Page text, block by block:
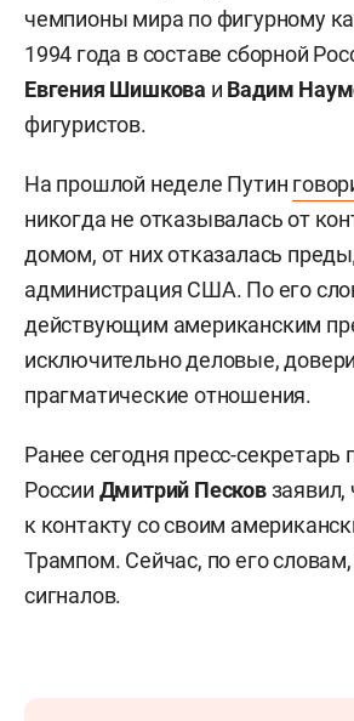
чемпионы мира по фигурному
1994 года в составе сборной
Евгения Шишкова и Вадим
фигуристов.
На прошлой неделе Путин
никогда не отказывалась от
домом, от них отказалась
администрация США. По его
действующим американским
исключительно деловые,
прагматические отношения.
Ранее сегодня пресс-секретарь
России Дмитрий Песковзаявил,
к контакту со своим
Трампом. Сейчас, по его
сигналов.